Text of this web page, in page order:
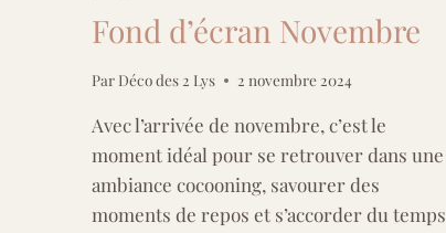
Fond d’écran Novembre
Par Déco des 2 Lys 2 novembre 2024
Avec l’arrivée de novembre, c’est le
moment idéal pour se retrouver dans une
ambiance cocooning, savourer des
moments de repos et s’accorder du temps